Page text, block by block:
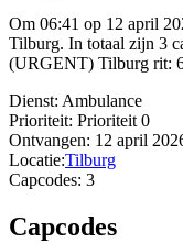
Om 06:41 op 12 april
Tilburg. In totaal zijn 3
(URGENT) Tilburg rit:
Dienst: Ambulance
Prioriteit: Prioriteit 0
Ontvangen: 12 april
Locatie:Tilburg
Capcodes: 3
Capcodes